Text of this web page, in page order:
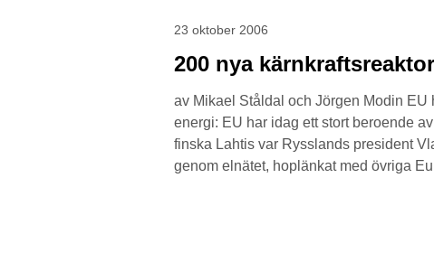
23 oktober 2006
200 nya
av Mikael Ståldal och Jörgen Modin EU
energi: EU har idag ett stort beroende
finska Lahtis var Rysslands president
genom elnätet, hoplänkat med övriga